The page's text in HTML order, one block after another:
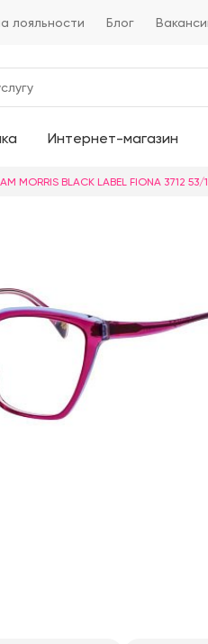
лояльности Блог
Интернет-магазин
MORRIS BLACK LABEL FIONA 3712 53/